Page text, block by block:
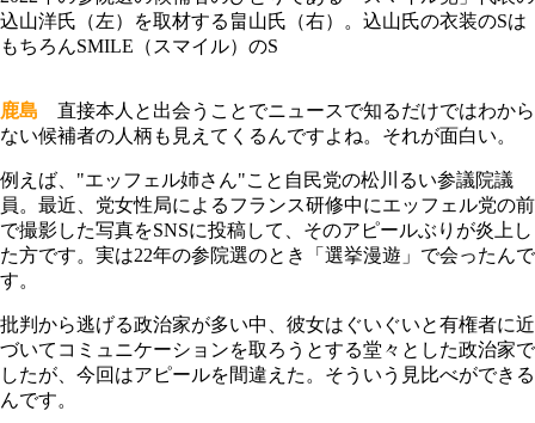
込山洋氏（左）を取材する畠山氏（右）。込山氏の衣装のSは
もちろんSMILE（スマイル）のS
鹿島 直接本人と出会うことでニュースで知るだけではわから
ない候補者の人柄も見えてくるんですよね。それが面白い。
例えば、"エッフェル姉さん"こと自民党の松川るい参議院議
員。最近、党女性局によるフランス研修中にエッフェル党の前
で撮影した写真をSNSに投稿して、そのアピールぶりが炎上し
た方です。実は22年の参院選のとき「選挙漫遊」で会ったんで
す。
批判から逃げる政治家が多い中、彼女はぐいぐいと有権者に近
づいてコミュニケーションを取ろうとする堂々とした政治家で
したが、今回はアピールを間違えた。そういう見比べができる
んです。